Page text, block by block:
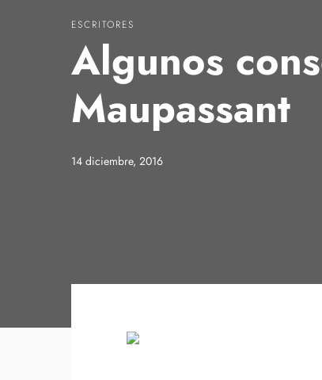
ESCRITORES
Algunos
Maupassant
14 diciembre, 2016